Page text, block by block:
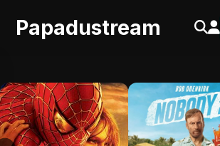
Papadustream